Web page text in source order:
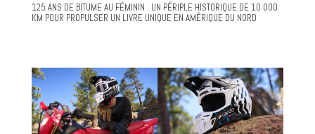
125 ANS DE BITUME AU FÉMININ : UN PÉRIPLE HISTORIQUE DE 10 000
KM POUR PROPULSER UN LIVRE UNIQUE EN AMÉRIQUE DU NORD